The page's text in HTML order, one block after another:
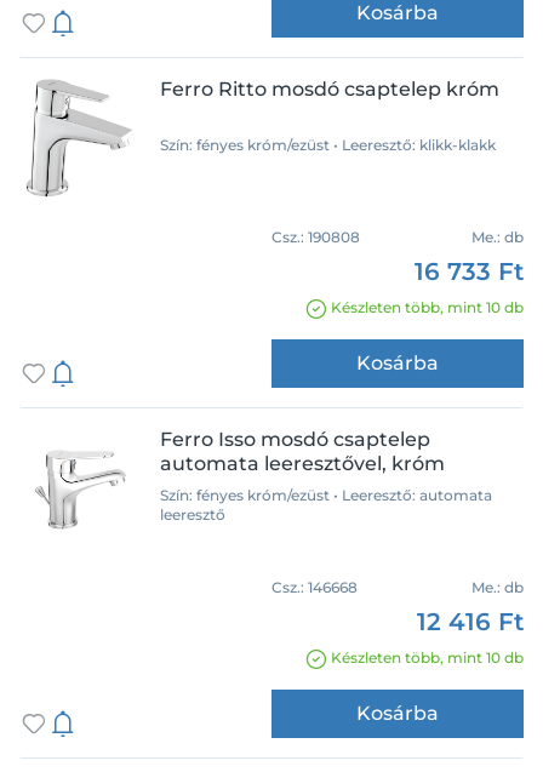
Kosárba
Ferro Ritto mosdó csaptelep króm
Szín: fényes króm/ezüst • Leeresztő: klikk-klakk
Csz.: 190808 Me.: db
16 733 Ft
Készleten több, mint 10 db
Kosárba
Ferro Isso mosdó csaptelep
automata leeresztővel, króm
Szín: fényes króm/ezüst • Leeresztő: automata
leeresztő
Csz.: 146668 Me.: db
12 416 Ft
Készleten több, mint 10 db
Kosárba
Márka